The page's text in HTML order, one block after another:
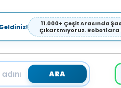
11.000+ Çeşit Arasında
Çıkartmıyoruz. Robotlara
ARA